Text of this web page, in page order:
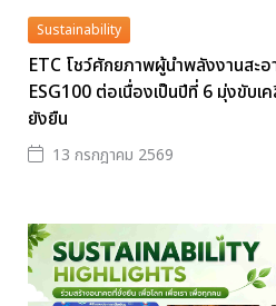
Sustainability
ETC โชว์ศักยภาพผู้นำพลังงานสะ
ESG100 ต่อเนื่องเป็นปีที่ 6 มุ่งขับ
ยังยืน
13 กรกฎาคม 2569